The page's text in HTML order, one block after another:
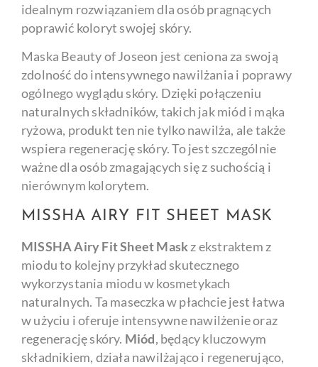
idealnym rozwiązaniem dla osób pragnących
poprawić koloryt swojej skóry.
Maska Beauty of Joseon jest ceniona za swoją
zdolność do intensywnego nawilżania i poprawy
ogólnego wyglądu skóry. Dzięki połączeniu
naturalnych składników, takich jak miód i mąka
ryżowa, produkt ten nie tylko nawilża, ale także
wspiera regenerację skóry. To jest szczególnie
ważne dla osób zmagających się z suchością i
nierównym kolorytem.
MISSHA AIRY FIT SHEET MASK
MISSHA Airy Fit Sheet Maskz ekstraktem z
miodu to kolejny przykład skutecznego
wykorzystania miodu w kosmetykach
naturalnych. Ta maseczka w płachcie jest łatwa
w użyciu i oferuje intensywne nawilżenie oraz
regenerację skóry. Miód, będący kluczowym
składnikiem, działa nawilżająco i regenerująco,